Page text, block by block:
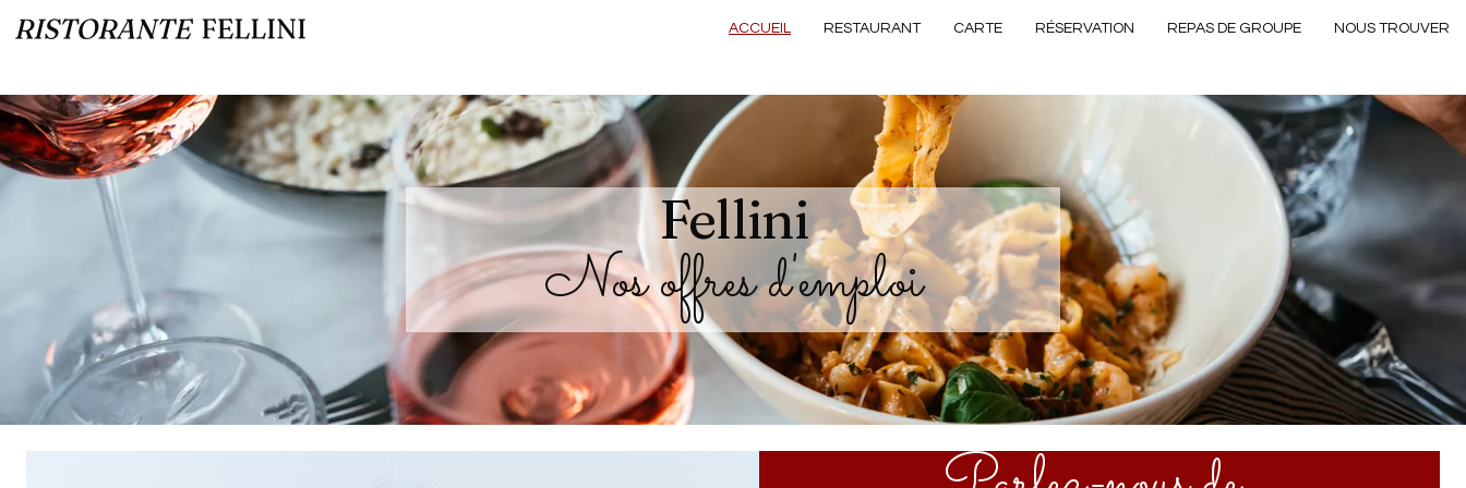
ACCUEIL RESTAURANT CARTE RÉSERVATION REPAS DE GROUPE NOUS TROUVER
Fellini
Nos offres d'emploi